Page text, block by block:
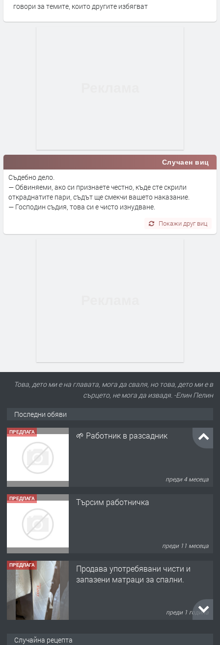
говори за темите, които другите избягват
Случаен виц
Съдебно дело.
— Обвиняеми, ако си признаете честно, къде сте скрили
откраднатите пари, съдът ще смекчи вашето наказание.
— Господин съдия, това си е чисто изнудване.
Покажи друг виц
Това, дето ми е на главата, мога да сваля, но това, дето ми е в
сърцето, не мога да извадя. -Елин Пелин
Последни обяви
ПРЕДЛАГА 🌱 Работник в разсадник
преди 4 месеца
ПРЕДЛАГА Търсим работничка
преди 11 месеца
ПРЕДЛАГА
Продава употребявани чисти и
запазени матраци за спални.
преди 1 година
Случайна рецепта